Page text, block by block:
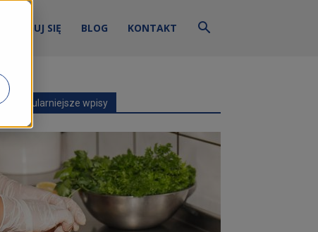
ZALOGUJ SIĘ BLOG KONTAKT
Najpopularniejsze wpisy